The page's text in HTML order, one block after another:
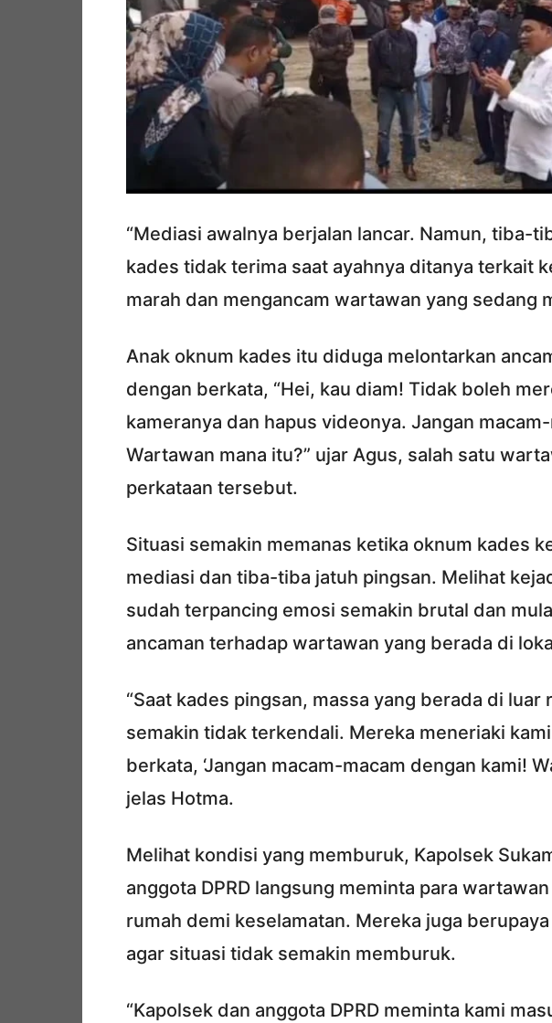
“Mediasi awalnya berjalan lancar. Namun, tiba-
kades tidak terima saat ayahnya ditanya terkait
marah dan mengancam wartawan yang sedang
Anak oknum kades itu diduga melontarkan
dengan berkata, “Hei, kau diam! Tidak boleh
kameranya dan hapus videonya. Jangan
Wartawan mana itu?” ujar Agus, salah satu
perkataan tersebut.
Situasi semakin memanas ketika oknum kades
mediasi dan tiba-tiba jatuh pingsan. Melihat
sudah terpancing emosi semakin brutal dan
ancaman terhadap wartawan yang berada di
“Saat kades pingsan, massa yang berada di luar
semakin tidak terkendali. Mereka meneriaki
berkata, ‘Jangan macam-macam dengan kami!
jelas Hotma.
Melihat kondisi yang memburuk, Kapolsek
anggota DPRD langsung meminta para
rumah demi keselamatan. Mereka juga
agar situasi tidak semakin memburuk.
“Kapolsek dan anggota DPRD meminta kami